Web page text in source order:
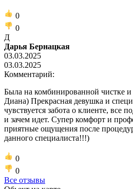
0
0
Д
Дарья Бернацкая
03.03.2025
03.03.2025
Комментарий:
Была на комбинированной чистке и
Диана) Прекрасная девушка и
чувствуется забота о клиенте, все
и зачем идет. Супер комфорт и
приятные ощущения после
данного специалиста!!!)
0
0
Все отзывы